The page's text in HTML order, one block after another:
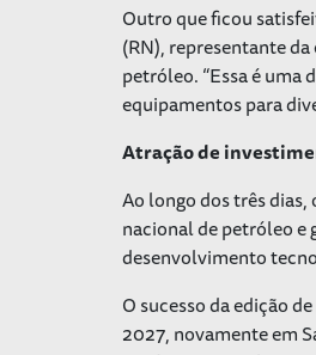
Outro que ficou
(RN), representante
petróleo. “Essa é uma
equipamentos para
Atração de
Ao longo dos três
nacional de petróleo e
desenvolvimento
O sucesso da edição
2027, novamente em